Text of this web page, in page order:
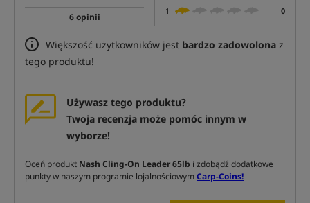
6 opinii
1
0
Większość użytkowników jest bardzo zadowolona z
tego produktu!
Używasz tego produktu?
Twoja recenzja może pomóc innym w
wyborze!
Oceń produkt Nash Cling-On Leader 65lb i zdobądź dodatkowe
punkty w naszym programie lojalnościowymCarp-Coins!